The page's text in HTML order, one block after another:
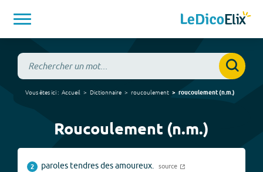
Vous êtes ici : Accueil Dictionnaire roucoulement roucoulement(n.m.)
Roucoulement (n.m.)
2 paroles tendres des amoureux. source